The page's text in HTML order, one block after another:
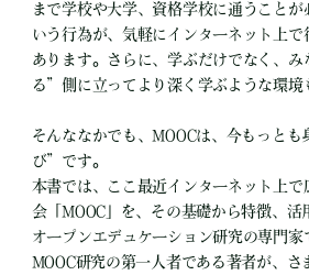
まで学校や大学、資格学校に通うこと
いう行為が、気軽にインターネット上
あります。さらに、学ぶだけでなく、
る”側に立ってより深く学ぶような環境
そんななかでも、MOOCは、今もっと
び”です。
本書では、ここ最近インターネット上で
会「MOOC」を、その基礎から特徴、活
オープンエデュケーション研究の専門家
MOOC研究の第一人者である著者が、さ